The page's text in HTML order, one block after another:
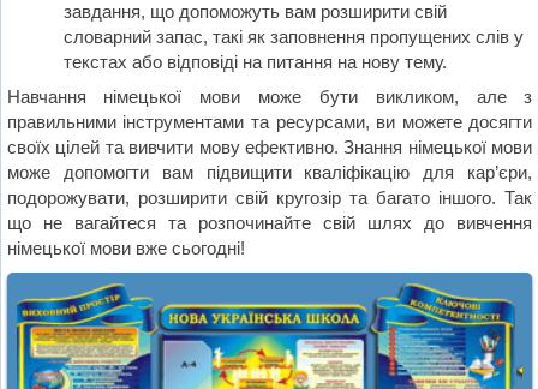
завдання, що допоможуть вам розширити свій
словарний запас, такі як заповнення пропущених слів у
текстах або відповіді на питання на нову тему.
Навчання німецької мови може бути викликом, але з
правильними інструментами та ресурсами, ви можете досягти
своїх цілей та вивчити мову ефективно. Знання німецької мови
може допомогти вам підвищити кваліфікацію для кар’єри,
подорожувати, розширити свій кругозір та багато іншого. Так
що не вагайтеся та розпочинайте свій шлях до вивчення
німецької мови вже сьогодні!